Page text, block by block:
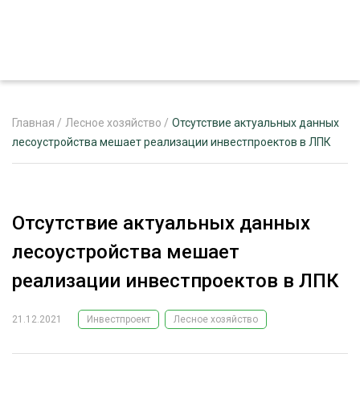
РЕКЛАМОДАТЕЛЯМ
ЛЕСНОЕ ХОЗЯЙСТВО
ЛЕСОЗАГОТОВКА
ЭКСПЕРТНОЕ МНЕНИЕ
Главная / Лесное хозяйство / Отсутствие актуальных данных
лесоустройства мешает реализации инвестпроектов в ЛПК
Отсутствие актуальных данных
лесоустройства мешает
реализации инвестпроектов в ЛПК
21.12.2021 Инвестпроект Лесное хозяйство